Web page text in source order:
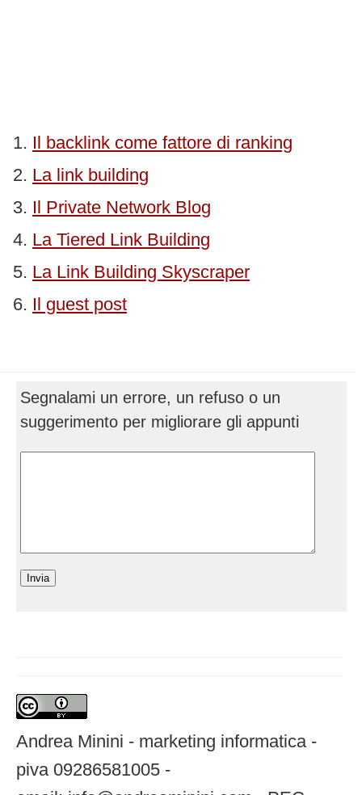
Il backlink come fattore di ranking
La link building
Il Private Network Blog
La Tiered Link Building
La Link Building Skyscraper
Il guest post
Segnalami un errore, un refuso o un
suggerimento per migliorare gli appunti
Andrea Minini - marketing informatica -
piva 09286581005 -